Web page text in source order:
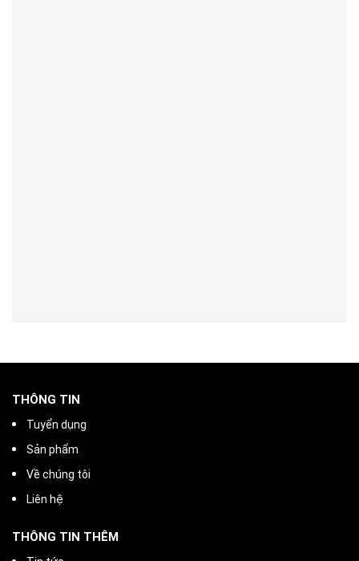
THÔNG TIN
Tuyển dụng
Sản phẩm
Về chúng tôi
Liên hệ
THÔNG TIN THÊM